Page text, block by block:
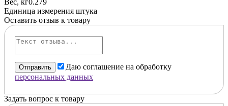
Единица измерения штука
Оставить отзыв к товару
Отправить
Даю соглашение на обработку
персональных данных
Задать вопрос к товару